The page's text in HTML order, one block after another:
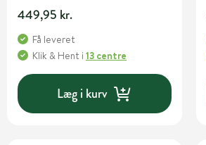
449,95 kr.
Få leveret
Klik & Hent i 13 centre
Læg i kurv